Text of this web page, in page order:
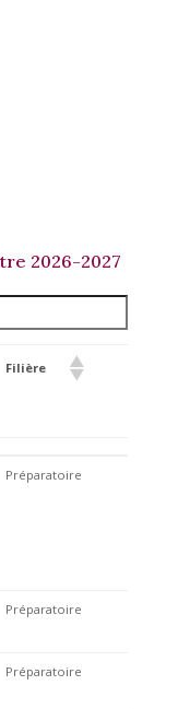
2026-2027
Filière
Filière
Préparatoire
Préparatoire
Préparatoire